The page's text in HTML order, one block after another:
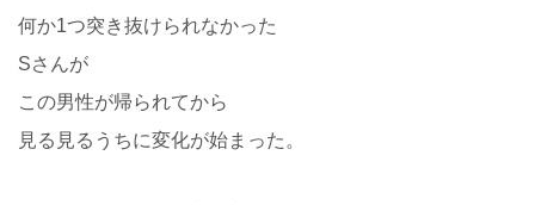
何か1つ突き抜けられなかった
Sさんが
この男性が帰られてから
見る見るうちに変化が始まった。